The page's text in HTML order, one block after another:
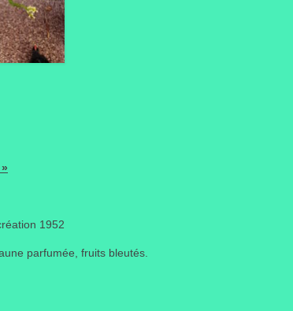
1952
parfumée, fruits bleutés.